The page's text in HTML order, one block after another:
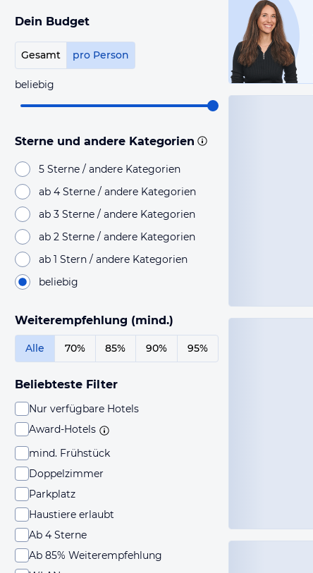
Dein Budget
Gesamt pro Person
beliebig
Sterne und andere Kategorien
5 Sterne / andere Kategorien
ab 4 Sterne / andere Kategorien
ab 3 Sterne / andere Kategorien
ab 2 Sterne / andere Kategorien
ab 1 Stern / andere Kategorien
beliebig
Weiterempfehlung (mind.)
Alle 70% 85% 90% 95%
Beliebteste Filter
Nur verfügbare Hotels
Award-Hotels
mind. Frühstück
Doppelzimmer
Parkplatz
Haustiere erlaubt
Ab 4 Sterne
Ab 85% Weiterempfehlung